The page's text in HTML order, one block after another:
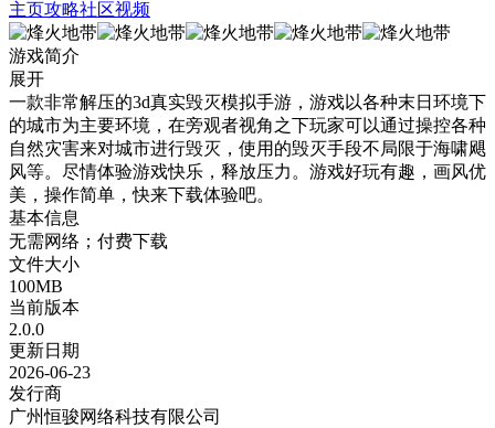
主页攻略社区视频
游戏简介
展开
一款非常解压的3d真实毁灭模拟手游，游戏以各种末日环境下
的城市为主要环境，在旁观者视角之下玩家可以通过操控各种
自然灾害来对城市进行毁灭，使用的毁灭手段不局限于海啸飓
风等。尽情体验游戏快乐，释放压力。游戏好玩有趣，画风优
美，操作简单，快来下载体验吧。
基本信息
无需网络；付费下载
文件大小
100MB
当前版本
2.0.0
更新日期
2026-06-23
发行商
广州恒骏网络科技有限公司